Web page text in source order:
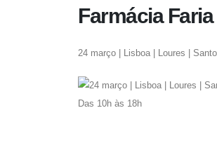
Farmácia Faria
24 março | Lisboa | Loures |